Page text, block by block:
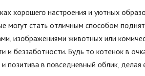
хорошего настроения и уютных
могут стать отличным способом
изображениями животных или
и беззаботности. Будь то котенок в
позитива в повседневный облик,